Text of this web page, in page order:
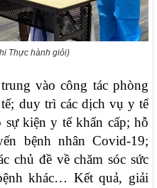
Thực hành giỏi)
vào công tác phòng
duy trì các dịch vụ y tế
kiện y tế khẩn cấp; hỗ
bệnh nhân Covid-19;
chủ đề về chăm sóc sức
khác… Kết quả, giải